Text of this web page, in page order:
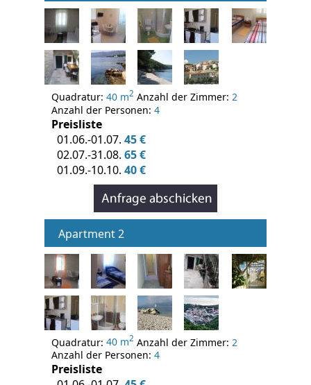
Quadratur: 40 m2 Anzahl der Zimmer: 2
Anzahl der Personen: 4
Preisliste
01.06.-01.07. 45 €
02.07.-31.08. 65 €
01.09.-10.10. 40 €
Apartment 2
Quadratur: 40 m2 Anzahl der Zimmer: 2
Anzahl der Personen: 4
Preisliste